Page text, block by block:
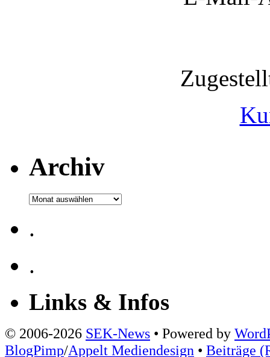
Archiv
Archiv
.
.
Links & Infos
© 2006-2026 SEK-News • Powered by
BlogPimp/Appelt Mediendesign • Beiträge